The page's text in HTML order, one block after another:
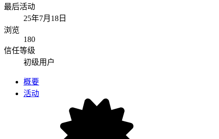
最后活动
25年7月18日
浏览
180
信任等级
初级用户
概要
活动